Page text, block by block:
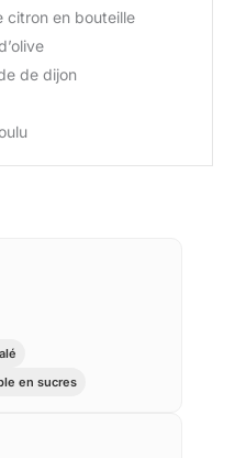
citron en bouteille
de dijon
en sucres